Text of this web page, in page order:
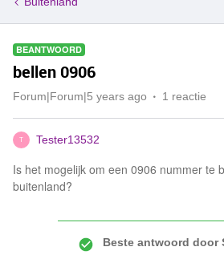
BEANTWOORD
bellen 0906
Forum|Forum|5 years ago 1 reactie
T Tester13532
Is het mogelijk om een 0906 nummer te
buitenland?
Beste antwoord door